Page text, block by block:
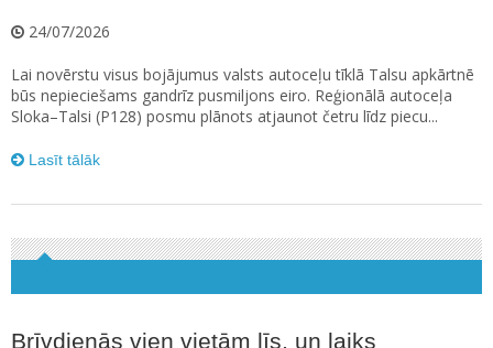
24/07/2026
Lai novērstu visus bojājumus valsts autoceļu tīklā Talsu apkārtnē
būs nepieciešams gandrīz pusmiljons eiro. Reģionālā autoceļa
Sloka–Talsi (P128) posmu plānots atjaunot četru līdz piecu...
Lasīt tālāk
Brīvdienās vien vietām līs, un laiks